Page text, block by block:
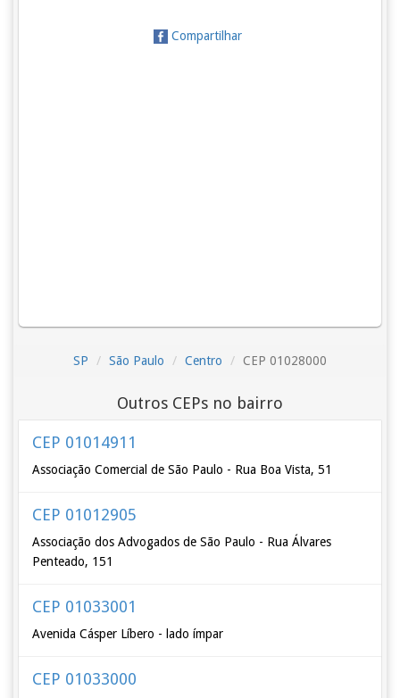
Compartilhar
SP São Paulo Centro CEP 01028000
Outros CEPs no bairro
CEP 01014911
Associação Comercial de São Paulo - Rua Boa Vista, 51
CEP 01012905
Associação dos Advogados de São Paulo - Rua Álvares
Penteado, 151
CEP 01033001
Avenida Cásper Líbero - lado ímpar
CEP 01033000